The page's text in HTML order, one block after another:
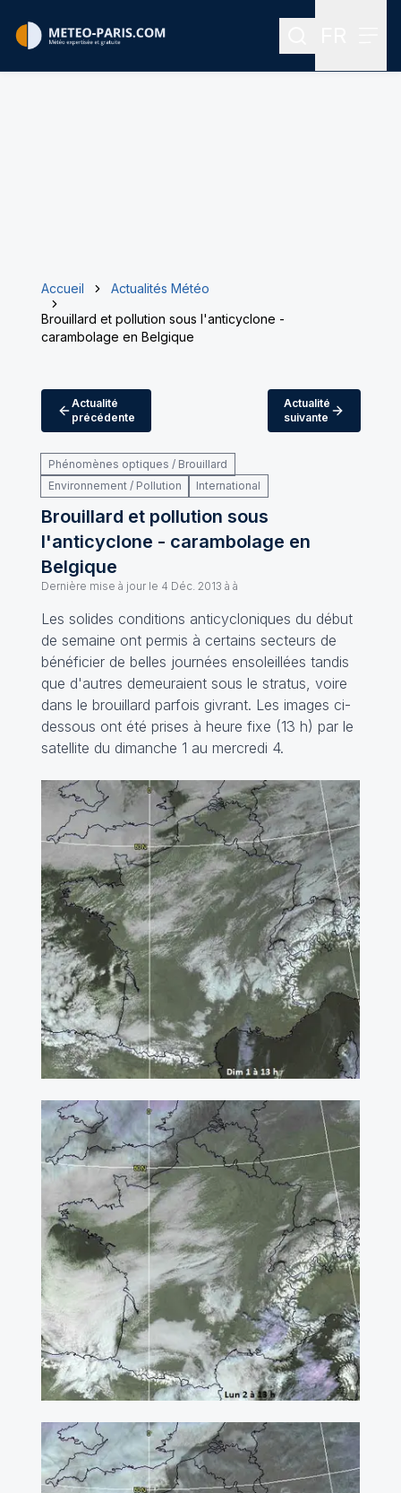
Rechercher
Accueil
Actualités Météo
Brouillard et pollution sous l'anticyclone -
carambolage en Belgique
Actualité
précédente
Actualité
suivante
Phénomènes optiques / Brouillard
Environnement / Pollution
International
Brouillard et pollution sous
l'anticyclone - carambolage en
Belgique
Dernière mise à jour le 4 Déc. 2013 à à
Les solides conditions anticycloniques du début
de semaine ont permis à certains secteurs de
bénéficier de belles journées ensoleillées tandis
que d'autres demeuraient sous le stratus, voire
dans le brouillard parfois givrant. Les images ci-
dessous ont été prises à heure fixe (13 h) par le
satellite du dimanche 1 au mercredi 4.